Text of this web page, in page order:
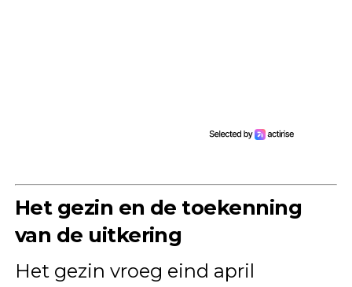
Het gezin en de toekenning
van de uitkering
Het gezin vroeg eind april